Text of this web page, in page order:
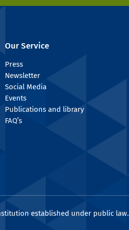
Our Service
Press
Newsletter
Social Media
Events
Publications and library
FAQ’s
established under public law.